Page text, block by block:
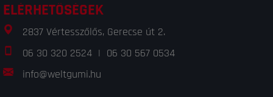
ELÉRHETŐSÉGEK
2837 Vértesszőlős, Gerecse út 2.
06 30 320 2524 | 06 30 567 0534
info@weltgumi.hu